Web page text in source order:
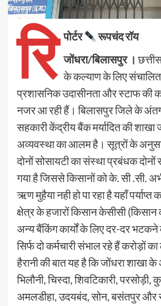
रि पोर्टर
रूपचंद रॉय
जोंधरा/बिलासपुर ।
के कल्याण के लिए संचालित
प्रशासनिक उदासीनता और स्टाफ की
नजर आ रही हैं। बिलासपुर जिले के
सहकारी केंद्रीय बैंक मर्यादित की शाखा
अव्यवस्था का आलम है। सूत्रों के
दोनों सोसायटी का संस्था प्रबंधक दोनों
गया है जिससे किसानों को के. सी .सी.
ऋण मुहैया नही हो पा रहा है यहाँ पर्याप्त
क्षेत्र के हजारों किसान केसीसी
अन्य बैंकिंग कार्यों के लिए दर-दर
सिर्फ दो कर्मचारी संभाल रहे हैं करोड़ों
हैरानी की बात यह है कि जोंधरा शाखा के
भिलौनी, चिस्दा, शिवटिकारी,
अमलडीहा, उदयबंद, सोन, बसंतपुर और